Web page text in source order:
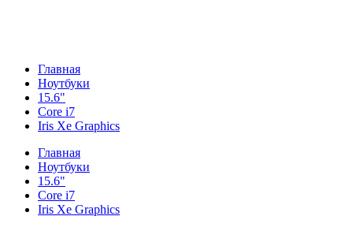
Главная
Ноутбуки
15.6"
Core i7
Iris Xe Graphics
Главная
Ноутбуки
15.6"
Core i7
Iris Xe Graphics